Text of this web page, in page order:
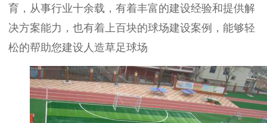
育，从事行业十余载，有着丰富的建设经验和提供解
决方案能力，也有着上百块的球场建设案例，能够轻
松的帮助您建设人造草足球场